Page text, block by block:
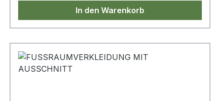
In den Warenkorb